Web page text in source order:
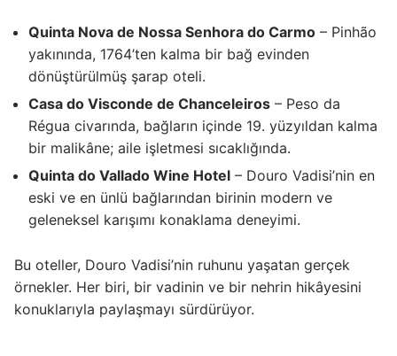
Quinta Nova de Nossa Senhora do Carmo – Pinhão
yakınında, 1764’ten kalma bir bağ evinden
dönüştürülmüş şarap oteli.
Casa do Visconde de Chanceleiros – Peso da
Régua civarında, bağların içinde 19. yüzyıldan kalma
bir malikâne; aile işletmesi sıcaklığında.
Quinta do Vallado Wine Hotel – Douro Vadisi’nin en
eski ve en ünlü bağlarından birinin modern ve
geleneksel karışımı konaklama deneyimi.
Bu oteller, Douro Vadisi’nin ruhunu yaşatan gerçek
örnekler. Her biri, bir vadinin ve bir nehrin hikâyesini
konuklarıyla paylaşmayı sürdürüyor.